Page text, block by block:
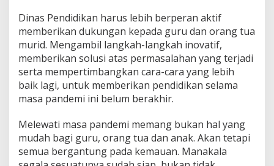
Dinas Pendidikan harus lebih berperan aktif
memberikan dukungan kepada guru dan orang tua
murid. Mengambil langkah-langkah inovatif,
memberikan solusi atas permasalahan yang terjadi
serta mempertimbangkan cara-cara yang lebih
baik lagi, untuk memberikan pendidikan selama
masa pandemi ini belum berakhir.
Melewati masa pandemi memang bukan hal yang
mudah bagi guru, orang tua dan anak. Akan tetapi
semua bergantung pada kemauan. Manakala